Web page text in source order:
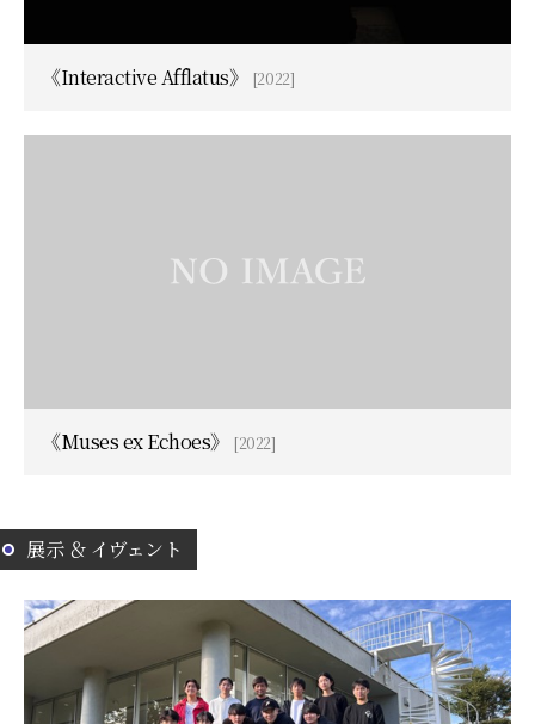
《Interactive Afflatus》 [2022]
《Muses ex Echoes》 [2022]
展示 ＆ イヴェント